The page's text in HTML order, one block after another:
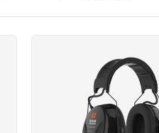
索取报价